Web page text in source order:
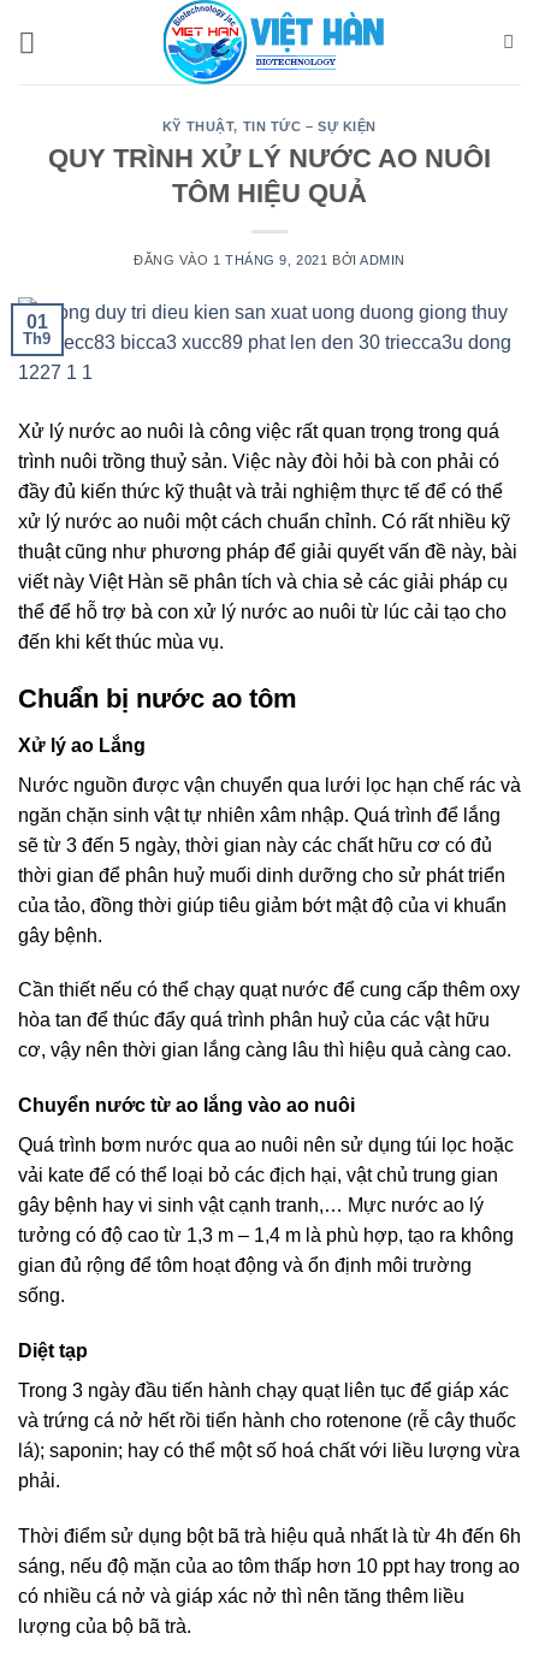
KỸ THUẬT, TIN TỨC – SỰ KIỆN
QUY TRÌNH XỬ LÝ NƯỚC AO NUÔI
TÔM HIỆU QUẢ
ĐĂNG VÀO 1 THÁNG 9, 2021 BỞIADMIN
01
Th9
Xử lý nước ao nuôi là công việc rất quan trọng trong quá
trình nuôi trồng thuỷ sản. Việc này đòi hỏi bà con phải có
đầy đủ kiến thức kỹ thuật và trải nghiệm thực tế để có thể
xử lý nước ao nuôi một cách chuẩn chỉnh. Có rất nhiều kỹ
thuật cũng như phương pháp để giải quyết vấn đề này, bài
viết này Việt Hàn sẽ phân tích và chia sẻ các giải pháp cụ
thể để hỗ trợ bà con xử lý nước ao nuôi từ lúc cải tạo cho
đến khi kết thúc mùa vụ.
Chuẩn bị nước ao tôm
Xử lý ao Lắng
Nước nguồn được vận chuyển qua lưới lọc hạn chế rác và
ngăn chặn sinh vật tự nhiên xâm nhập. Quá trình để lắng
sẽ từ 3 đến 5 ngày, thời gian này các chất hữu cơ có đủ
thời gian để phân huỷ muối dinh dưỡng cho sử phát triển
của tảo, đồng thời giúp tiêu giảm bớt mật độ của vi khuẩn
gây bệnh.
Cần thiết nếu có thể chạy quạt nước để cung cấp thêm oxy
hòa tan để thúc đẩy quá trình phân huỷ của các vật hữu
cơ, vậy nên thời gian lắng càng lâu thì hiệu quả càng cao.
Chuyển nước từ ao lắng vào ao nuôi
Quá trình bơm nước qua ao nuôi nên sử dụng túi lọc hoặc
vải kate để có thể loại bỏ các địch hại, vật chủ trung gian
gây bệnh hay vi sinh vật cạnh tranh,… Mực nước ao lý
tưởng có độ cao từ 1,3 m – 1,4 m là phù hợp, tạo ra không
gian đủ rộng để tôm hoạt động và ổn định môi trường
sống.
Diệt tạp
Trong 3 ngày đầu tiến hành chạy quạt liên tục để giáp xác
và trứng cá nở hết rồi tiến hành cho rotenone (rễ cây thuốc
lá); saponin; hay có thể một số hoá chất với liều lượng vừa
phải.
Thời điểm sử dụng bột bã trà hiệu quả nhất là từ 4h đến 6h
sáng, nếu độ mặn của ao tôm thấp hơn 10 ppt hay trong ao
có nhiều cá nở và giáp xác nở thì nên tăng thêm liều
lượng của bộ bã trà.